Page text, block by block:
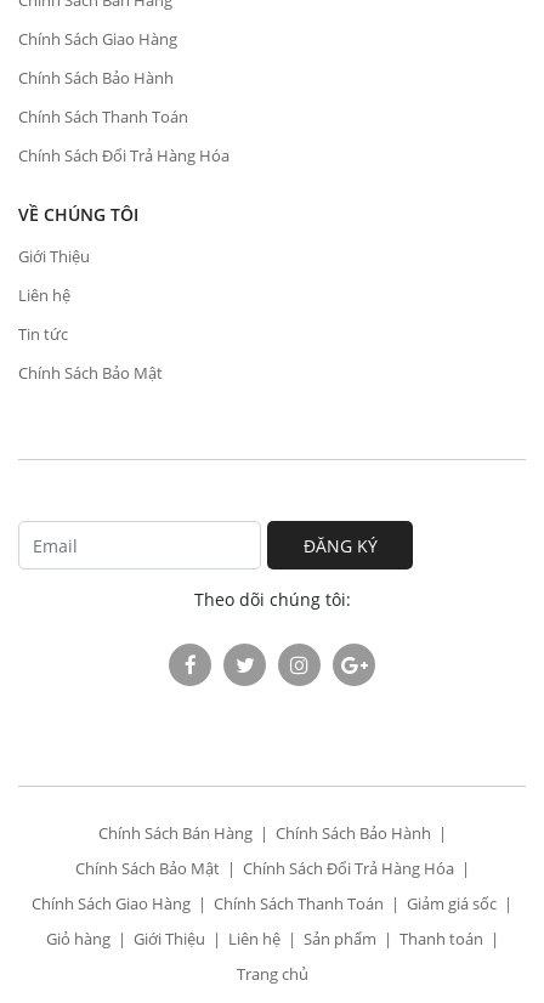
Chính Sách Giao Hàng
Chính Sách Bảo Hành
Chính Sách Thanh Toán
Chính Sách Đổi Trả Hàng Hóa
VỀ CHÚNG TÔI
Giới Thiệu
Liên hệ
Tin tức
Chính Sách Bảo Mật
ĐĂNG KÝ
Theo dõi chúng tôi:
Chính Sách Bán Hàng
Chính Sách Bảo Hành
Chính Sách Bảo Mật
Chính Sách Đổi Trả Hàng Hóa
Chính Sách Giao Hàng
Chính Sách Thanh Toán
Giảm giá sốc
Giỏ hàng
Giới Thiệu Liên hệ Sản phẩm
Thanh toán
Trang chủ